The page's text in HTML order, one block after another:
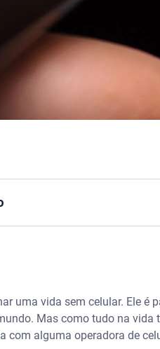
e Nextel
uma vida sem celular. Ele é
Mas como tudo na vida
com alguma operadora de